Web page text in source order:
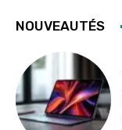
NOUVEAUTÉS